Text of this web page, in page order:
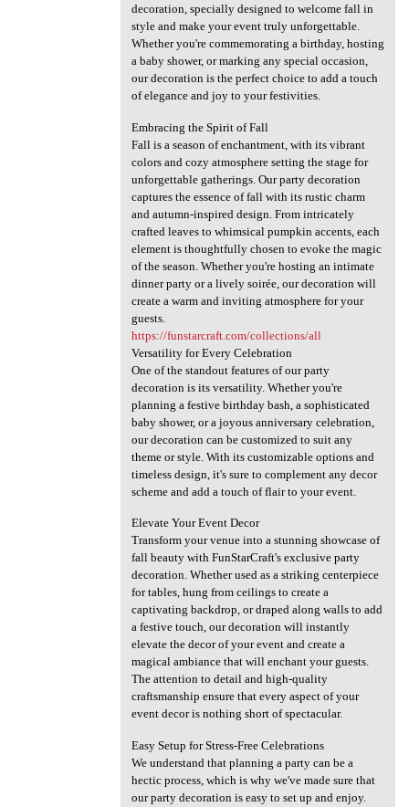
decoration, specially designed to welcome fall in
style and make your event truly unforgettable.
Whether you're commemorating a birthday, hosting
a baby shower, or marking any special occasion,
our decoration is the perfect choice to add a touch
of elegance and joy to your festivities.
Embracing the Spirit of Fall
Fall is a season of enchantment, with its vibrant
colors and cozy atmosphere setting the stage for
unforgettable gatherings. Our party decoration
captures the essence of fall with its rustic charm
and autumn-inspired design. From intricately
crafted leaves to whimsical pumpkin accents, each
element is thoughtfully chosen to evoke the magic
of the season. Whether you're hosting an intimate
dinner party or a lively soirée, our decoration will
create a warm and inviting atmosphere for your
guests.
https://funstarcraft.com/collections/all
Versatility for Every Celebration
One of the standout features of our party
decoration is its versatility. Whether you're
planning a festive birthday bash, a sophisticated
baby shower, or a joyous anniversary celebration,
our decoration can be customized to suit any
theme or style. With its customizable options and
timeless design, it's sure to complement any decor
scheme and add a touch of flair to your event.
Elevate Your Event Decor
Transform your venue into a stunning showcase of
fall beauty with FunStarCraft's exclusive party
decoration. Whether used as a striking centerpiece
for tables, hung from ceilings to create a
captivating backdrop, or draped along walls to add
a festive touch, our decoration will instantly
elevate the decor of your event and create a
magical ambiance that will enchant your guests.
The attention to detail and high-quality
craftsmanship ensure that every aspect of your
event decor is nothing short of spectacular.
Easy Setup for Stress-Free Celebrations
We understand that planning a party can be a
hectic process, which is why we've made sure that
our party decoration is easy to set up and enjoy.